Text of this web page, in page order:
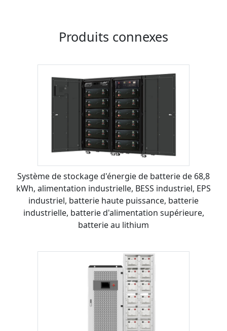
Produits connexes
Système de stockage d'énergie de batterie de 68,8
kWh, alimentation industrielle, BESS industriel, EPS
industriel, batterie haute puissance, batterie
industrielle, batterie d'alimentation supérieure,
batterie au lithium